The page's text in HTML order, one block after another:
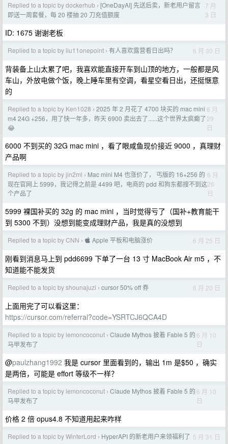
Replied to a topic by dockerhub › [OneDayAI] 先送后卖，新老用户留言
即送一周套餐，每 20 楼抽 20 刀充值额度
7 月
3 日
ID: 1675 谢谢老板
Replied to a topic by liu11onepoint › 有人喜欢露营看日出吗？ 6 月 30 日
背装备上山太累了吧，我喜欢能直接开车到山顶的地方，一般都是风
车山，外放电做个饭，晚上睡车里有空调，看星空看日出，还挺惬意
的
Replied to a topic by Ken1028 › 2025 年 2 月花了 4700 块买的 mac mini
m4 24G +256，用了快一年多，昨天 6900 卖出去了......这个世界太疯癫了
😂
6 月
29
日
6000 不到买的 32G mac mini ，看了眼咸鱼现价接近 9000 ，真理财
产品啊
Replied to a topic by jin2ml › Mac mini M4 也涨价了， 丐版的 16+256 的
现在官网上 5999，我记得之前是 4499 吧，电商的 pdd 和狗东都搜不到这
个产品了
6 月
26
日
5999 裸国补买的 32g 的 mac mini ，当时觉得亏了（国补+教育能干
到 5300 不到）没想到能变成理财产品，我是真的没想到
Replied to a topic by CNN ›  Apple 平板和电脑涨价 6 月 25 日
刚看到消息马上到 pdd6699 下单了一台 13 寸 MacBook Air m5 ，不
知道能不能发货
Replied to a topic by shounajuzi › cursor 50% off 券 6 月 20 日
上面用完了可以看这里：
https://cursor.com/referral?code=YSRTCJ6QCA4D
Replied to a topic by lemoncoconut › Claude Mythos 披着 Fable 5 的
马甲发布了
6 月 10
日
@paulzhang1992 我是 cursor 里面看到的，输出 1m 是$50 ，确实
是两倍，可能是 effort 等级不一样？
Replied to a topic by lemoncoconut › Claude Mythos 披着 Fable 5 的
马甲发布了
6 月 10
日
价格 2 倍 opus4.8 不知道用起来咋样
Replied to a topic by WinterLord › HyperAPI 的新老用户来领福利了 5 月 31 日